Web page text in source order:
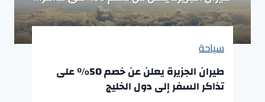
سياحة
طيران الجزيرة يعلن عن خصم 50% على
تذاكر السفر إلى دول الخليج